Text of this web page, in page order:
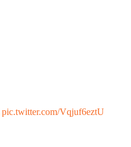
pic.twitter.com/Vqjuf6eztU